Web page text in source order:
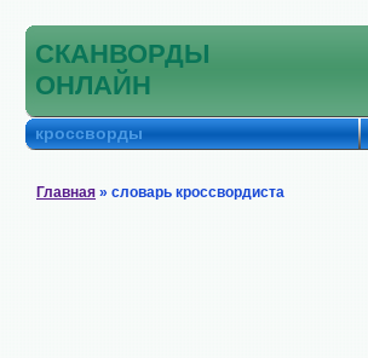
СКАНВОРДЫ
ОНЛАЙН
кроссворды
Главная » словарь кроссвордиста